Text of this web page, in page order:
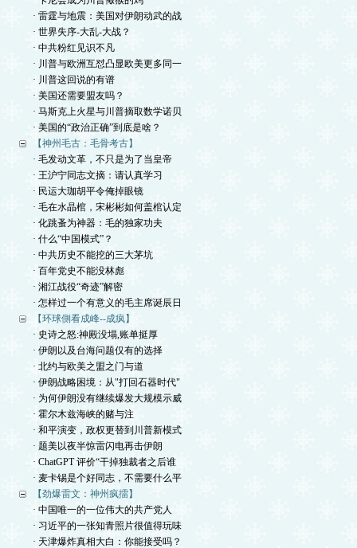
· 雷霆与地震：美国对伊朗动武的战
· 世界失序-大乱-大战？
· 中共粉红见识不凡
· 川普与欧洲互怼凸显欧美更多同一
· 川普这回说的有谱
· 美国还需要盟友吗？
· 马斯克上火星与川普摘取数学诺贝
· 美国的“政治正确”到底是啥？
【神州毛古：毛骨考古】
· 毛发动文革，不只是为了当皇帝
· 王沪宁同志文摘：请认真学习
· 民运大珈胡平令俺掉眼镜
· 毛在水晶棺，宋彬彬如何盖棺认定
· 化跳蚤为神器：毛的独家功夫
· 什么“中国模式”？
· 中共历史不能挖的三大茅坑
· 百年党史不能没林彪
· 湘江战役“奇迹”解密
· 怎样过一个有意义的毛主席诞辰日
【环球側看成峰--成疯】
· 史诗之怒:神殿没塌,账单挺厚
· 伊朗以及台海问题仅有的选择
· 北约与欧美之盟之门与道
· 伊朗战略困境：从"打回石器时代"
· 为何伊朗没有继续爆发大规模示威
· 霍尔木兹海峡的赌与注
· 和平演变，政权更替到川普新模式
· 题美以夜半惊雷闪电再击伊朗
· ChatGPT 评价“干掉独裁者之后谁
· 麦卡锡是个好同志，不需要什么平
【劲爆雷文：神州疯擂】
· 中国唯一的一位伟大的共产党人
· 习近平的一张知青照片很值得玩味
· 天津爆炸真相大白：你能接受吗？